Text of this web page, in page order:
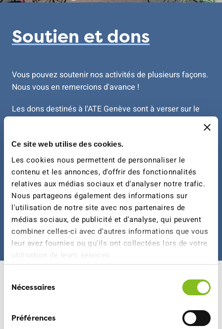
Ce site web utilise des cookies.
Les cookies nous permettent de personnaliser le
contenu et les annonces, d'offrir des fonctionnalités
relatives aux médias sociaux et d'analyser notre trafic.
Nous partageons également des informations sur
l'utilisation de notre site avec nos partenaires de
médias sociaux, de publicité et d'analyse, qui peuvent
combiner celles-ci avec d'autres informations que vous
leur avez fournies ou qu'ils ont collectées lors de votre
utilisation de leurs services.
Nécessaires
Préférences
Soutien et dons
Vous pouvez soutenir nos activités de plusieurs façons.
Nous vous en remercions d'avance !
Les dons destinés à l'ATE Genève sont à verser sur le
Vous pouvez adhérer à l'ATE pour participer à nos
activités, devenir bénévole ou encore rejoindre le
comité.
Vous pouvez vous abonner à nos réseaux sociaux pour
suivre et relayer nos activités.
Notre équipe